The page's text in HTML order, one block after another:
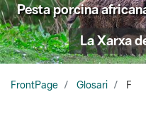
Pesta porcina
La Xarxa
FrontPage Glosari F